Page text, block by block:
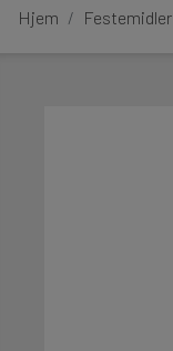
Hjem Festemidler